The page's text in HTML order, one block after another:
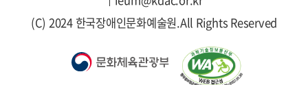
(C) 2024 한국장애인문화예술원.All Rights Reserved